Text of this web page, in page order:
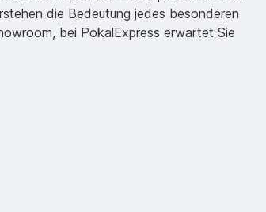
die Bedeutung jedes besonderen
bei PokalExpress erwartet Sie